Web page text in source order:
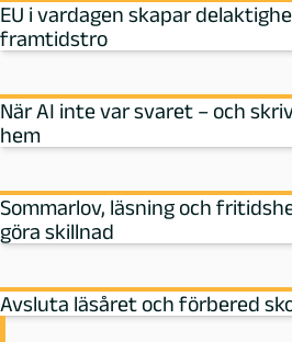
EU i vardagen skapar
framtidstro
När AI inte var svaret – och
hem
Sommarlov, läsning och
göra skillnad
Avsluta läsåret och förbered